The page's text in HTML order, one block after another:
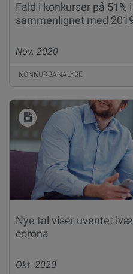
Fald i konkurser på 51%
sammenlignet med
Nov. 2020
KONKURSANALYSE
Nye tal viser uventet
corona
Okt. 2020